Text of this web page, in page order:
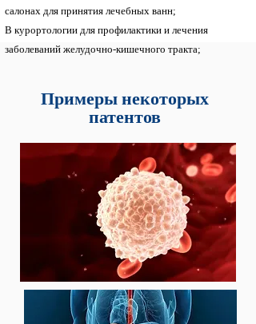
салонах для принятия лечебных ванн;
В курортологии для профилактики и лечения
заболеваний желудочно-кишечного тракта;
Примеры некоторых
патентов